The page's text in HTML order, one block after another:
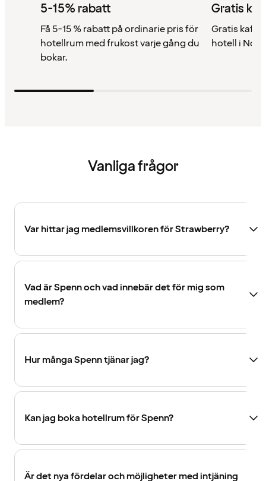
5-15% rabatt
Få 5-15 % rabatt på ordinarie pris för
hotellrum med frukost varje gång du
bokar.
Gratis
Gratis kaffe
hotell i
Vanliga frågor
Var hittar jag medlemsvillkoren för Strawberry?
Vad är Spenn och vad innebär det för mig som
medlem?
Hur många Spenn tjänar jag?
Kan jag boka hotellrum för Spenn?
Är det nya fördelar och möjligheter med intjäning